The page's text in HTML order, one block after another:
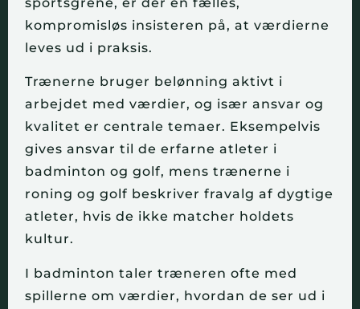
kompromisløs insisteren på, at værdierne
leves ud i praksis.
Trænerne bruger belønning aktivt i
arbejdet med værdier, og især ansvar og
kvalitet er centrale temaer. Eksempelvis
gives ansvar til de erfarne atleter i
badminton og golf, mens trænerne i
roning og golf beskriver fravalg af dygtige
atleter, hvis de ikke matcher holdets
kultur.
I badminton taler træneren ofte med
spillerne om værdier, hvordan de ser ud i